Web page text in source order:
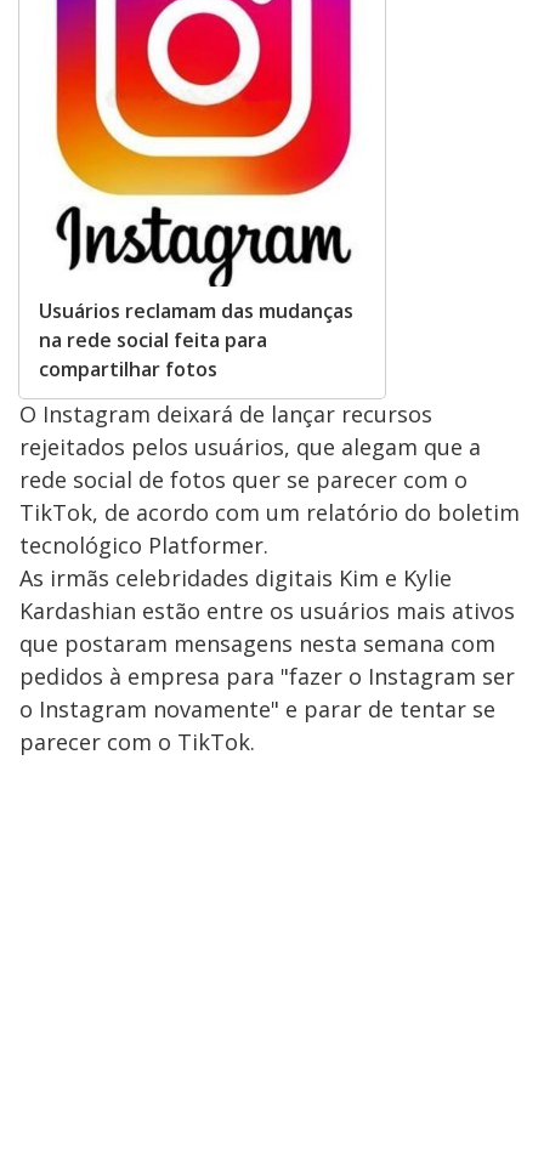
Usuários reclamam das mudanças
na rede social feita para
compartilhar fotos
O Instagram deixará de lançar recursos
rejeitados pelos usuários, que alegam que a
rede social de fotos quer se parecer com o
TikTok, de acordo com um relatório do boletim
tecnológico Platformer.
As irmãs celebridades digitais Kim e Kylie
Kardashian estão entre os usuários mais ativos
que postaram mensagens nesta semana com
pedidos à empresa para "fazer o Instagram ser
o Instagram novamente" e parar de tentar se
parecer com o TikTok.